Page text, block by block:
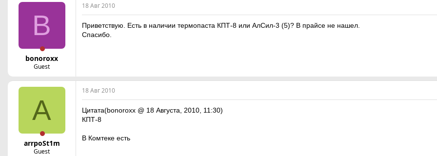
B
bonoroxx
Guest
18 Авг 2010
Приветствую. Есть в наличии термопаста КПТ-8 или АлСил-3 (5)? В прайсе не нашел.
Спасибо.
A
arrpoSt1m
Guest
18 Авг 2010
Цитата(bonoroxx @ 18 Августа, 2010, 11:30)
КПТ-8
В Комтеке есть